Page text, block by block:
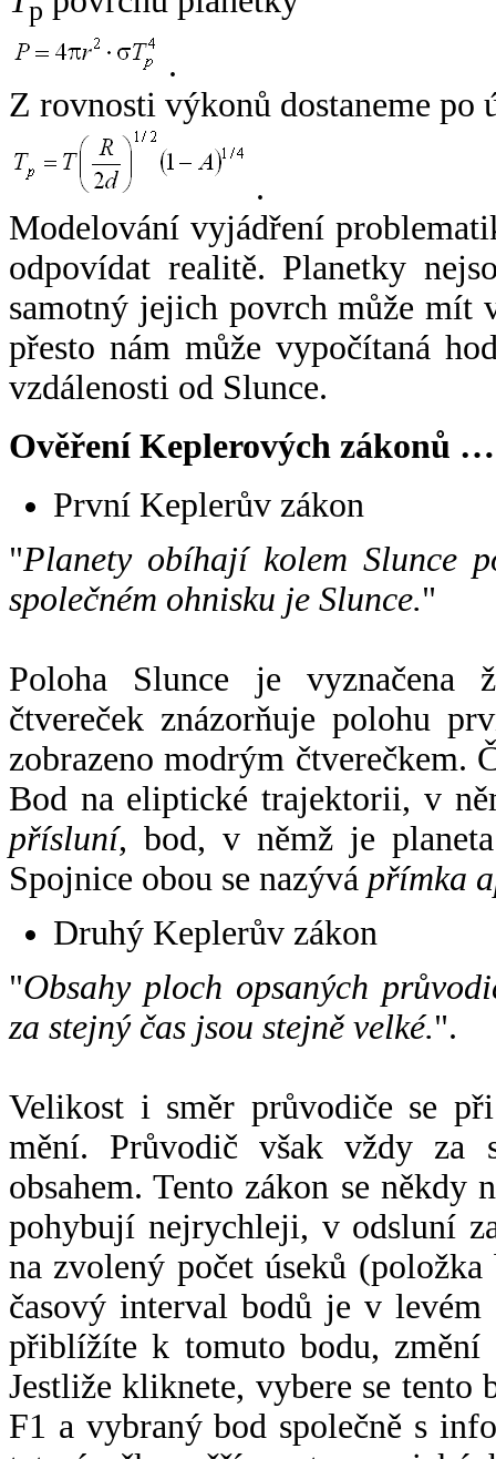
p
.
Z rovnosti výkonů dostaneme po
.
Modelování vyjádření
odpovídat realitě. Planetky
samotný jejich povrch může mít
přesto nám může vypočítaná
vzdálenosti od Slunce.
Ověření Keplerových zákonů …
První Keplerův zákon
"Planety obíhají kolem Slunce
společném ohnisku je Slunce."
Poloha Slunce je vyznačena
čtvereček znázorňuje polohu
zobrazeno modrým čtverečkem.
Bod na eliptické trajektorii, v
přísluní, bod, v němž je
Spojnice obou se nazývá přímka
Druhý Keplerův zákon
"Obsahy ploch opsaných
za stejný čas jsou stejně velké.".
Velikost i směr průvodiče se
mění. Průvodič však vždy za
obsahem. Tento zákon se někdy
pohybují nejrychleji, v odsluní
na zvolený počet úseků
časový interval bodů je v
přiblížíte k tomuto bodu,
Jestliže kliknete, vybere se tento
F1 a vybraný bod společně s